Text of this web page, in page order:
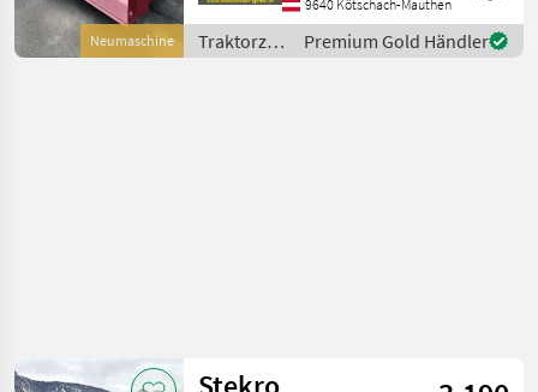
Neumaschine
mit 3-fach Aufnahme *
Dreipunktanbau *
Euroaufnahme *
9640 Kötschach-Mauthen
Traktorzubehör
/ Stekro
Premium Gold Händler